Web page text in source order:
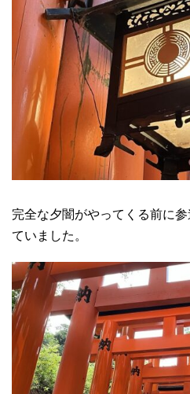
完全な夕闇がやってくる前に
ていました。